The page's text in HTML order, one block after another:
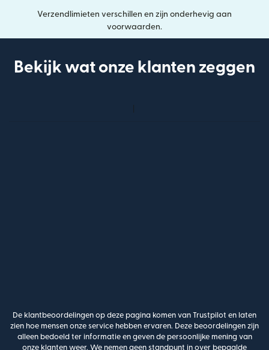
Verzendlimieten verschillen en zijn onderhevig aan
voorwaarden.
Bekijk wat onze klanten zeggen
De klantbeoordelingen op deze pagina komen van Trustpilot en laten
zien hoe mensen onze service hebben ervaren. Deze beoordelingen zijn
alleen bedoeld ter informatie en geven de persoonlijke mening van
onze klanten weer. We nemen geen standpunt in over bepaalde